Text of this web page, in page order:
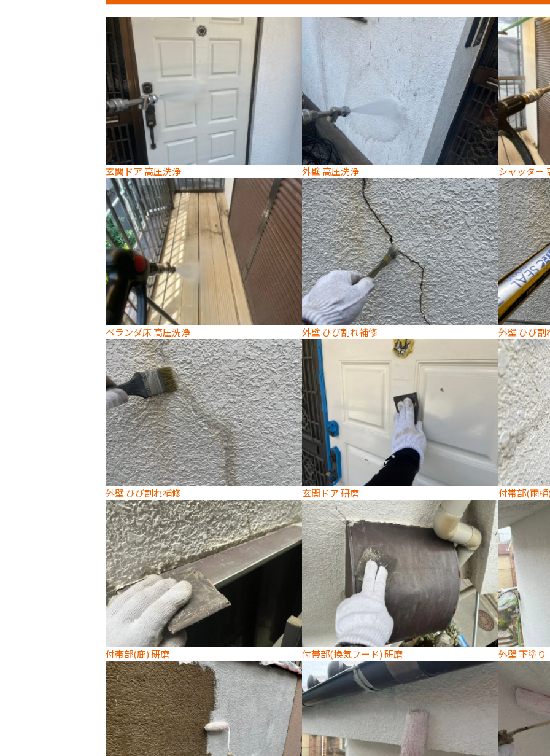
玄関ドア 高圧洗浄 外壁 高圧洗浄 シャッター
ベランダ床 高圧洗浄 外壁 ひび割れ補修 外壁 ひび割
外壁 ひび割れ補修 玄関ドア 研磨 付帯部(雨
付帯部(庇) 研磨 付帯部(換気フード) 研磨 外壁 下塗り